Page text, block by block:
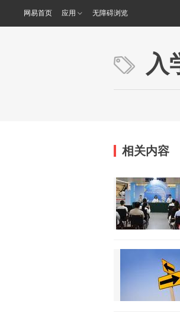
网易首页 应用 无障碍浏览
入
相关内容